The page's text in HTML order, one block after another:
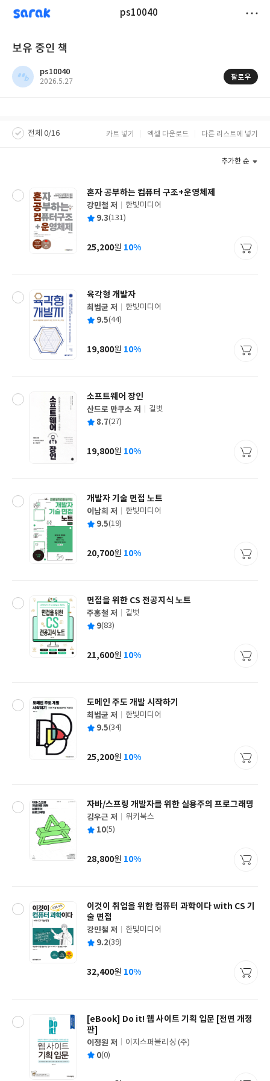
sarak ps10040
보유 중인 책
ps10040
작
2026.5.27
팔로우
전체 0/16 카트 넣기 엑셀 다운로드 다른 리스트에 넣기
추가한 순
혼자 공부하는 컴퓨터 구조+운영체제
글
쓴
강민철 저
출
사
한빛미디어
평 9.3(131)
가
25,200원 10%
육각형 개발자
글
쓴
최범균 저
출
사
한빛미디어
평 9.5(44)
가
19,800원 10%
소프트웨어 장인
글
쓴
산드로 만쿠소 저
출
사
길벗
평 8.7(27)
가
19,800원 10%
개발자 기술 면접 노트
글
쓴
이남희 저
출
사
한빛미디어
평 9.5(19)
가
20,700원 10%
면접을 위한 CS 전공지식 노트
글
쓴
주홍철 저
출
사
길벗
평 9(83)
가
21,600원 10%
도메인 주도 개발 시작하기
글
쓴
최범균 저
출
사
한빛미디어
평 9.5(34)
가
25,200원 10%
자바/스프링 개발자를 위한 실용주의 프로그래밍
글
쓴
김우근 저
출
사
위키북스
평 10(5)
가
28,800원 10%
이것이 취업을 위한 컴퓨터 과학이다 with CS 기
술 면접
글
쓴
강민철 저
출
사
한빛미디어
평 9.2(39)
가
32,400원 10%
[eBook] Do it! 웹 사이트 기획 입문 [전면 개정
판]
글
쓴
이정원 저
출
이지스퍼블리싱 (주)
평 0(0)